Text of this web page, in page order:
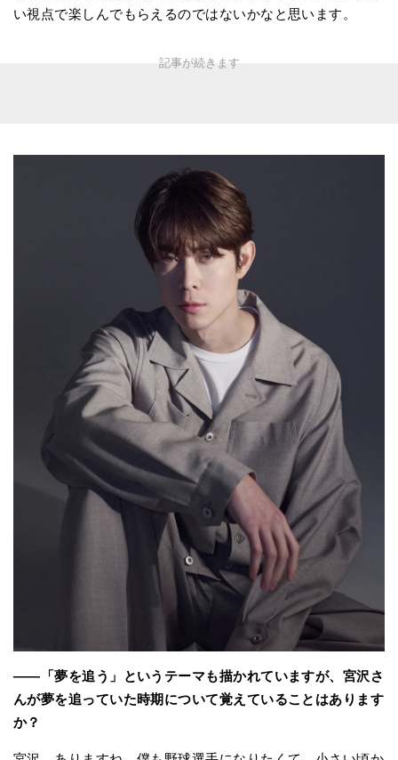
い視点で楽しんでもらえるのではないかなと思います。
――「夢を追う」というテーマも描かれていますが、宮沢さ
んが夢を追っていた時期について覚えていることはあります
か？